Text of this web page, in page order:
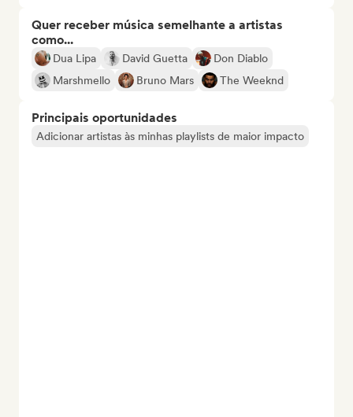
Quer receber música semelhante a artistas
como...
Dua Lipa David Guetta
Don Diablo
Marshmello
Bruno Mars The Weeknd
Principais oportunidades
Adicionar artistas às minhas playlists de maior impacto